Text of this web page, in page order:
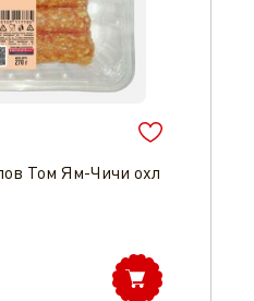
Том Ям-Чичи охл